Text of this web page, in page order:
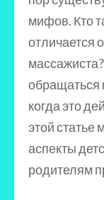
мифов. Кто
отличается
обращаться
когда это
этой статье
аспекты
родителям